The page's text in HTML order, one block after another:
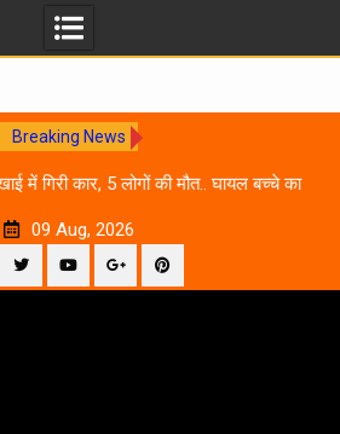
Breaking News
में गिरी कार, 5 लोगों की मौत.. घायल बच्चे का
09 Aug, 2026